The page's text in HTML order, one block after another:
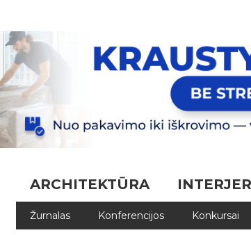
ARCHITEKTŪRA
Žurnalas Konferencijos Konkursai